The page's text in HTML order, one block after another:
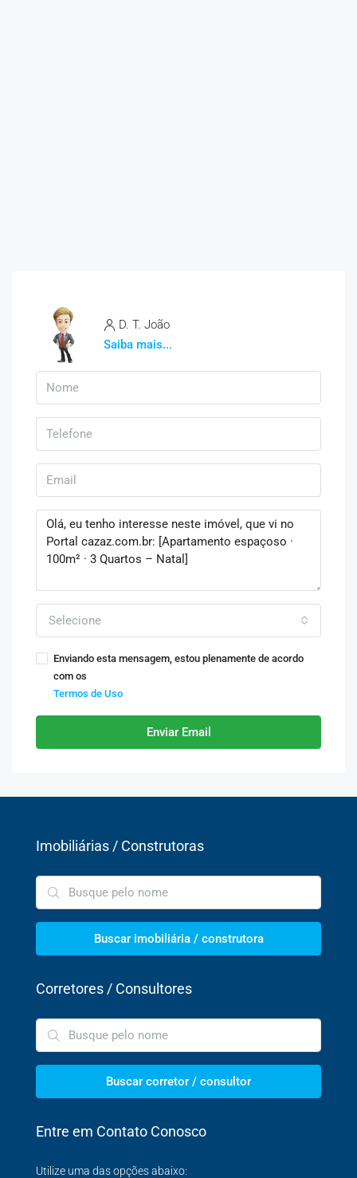
D. T. João
Saiba mais...
Selecione
Enviando esta mensagem, estou plenamente de acordo
com os
Termos de Uso
Enviar Email
Imobiliárias / Construtoras
Buscar imobiliária / construtora
Corretores / Consultores
Buscar corretor / consultor
Entre em Contato Conosco
Utilize uma das opções abaixo: